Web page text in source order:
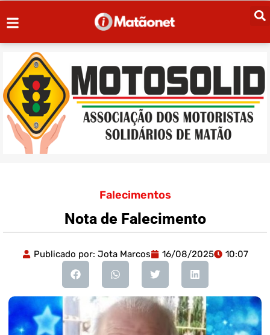
Falecimentos
Nota de Falecimento
Publicado por: Jota Marcos 16/08/2025 10:07